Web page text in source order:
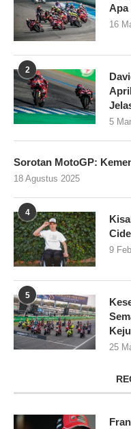
Apa
16
2
5
Sorotan MotoGP:
18 Agustus 2025
4
9
5
25